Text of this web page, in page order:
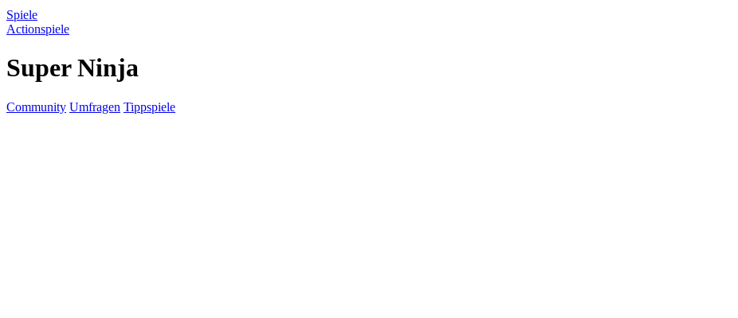
Spiele
Actionspiele
Super Ninja
Community Umfragen Tippspiele